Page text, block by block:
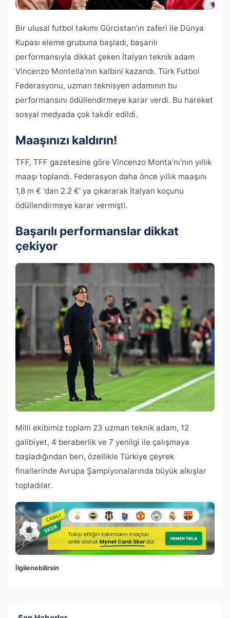
Bir ulusal futbol takımı Gürcistan’ın zaferi ile Dünya
Kupası eleme grubuna başladı, başarılı
performansıyla dikkat çeken İtalyan teknik adam
Vincenzo Montella’nın kalbini kazandı. Türk Futbol
Federasyonu, uzman teknisyen adamının bu
performansını ödüllendirmeye karar verdi. Bu hareket
sosyal medyada çok takdir edildi.
Maaşınızı kaldırın!
TFF, TFF gazetesine göre Vincenzo Monta’nı’nın yıllık
maaşı toplandı. Federasyon daha önce yıllık maaşını
1,8 m € ‘dan 2.2 €’ ya çıkararak İtalyan koçunu
ödüllendirmeye karar vermişti.
Başarılı performanslar dikkat
çekiyor
Milli ekibimiz toplam 23 uzman teknik adam, 12
galibiyet, 4 beraberlik ve 7 yenilgi ile çalışmaya
başladığından beri, özellikle Türkiye çeyrek
finallerinde Avrupa Şampiyonalarında büyük alkışlar
topladılar.
İlgilenebilirsin